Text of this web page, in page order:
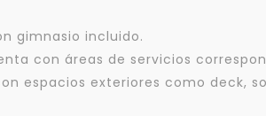
gimnasio incluido.
con áreas de servicios
espacios exteriores como deck,